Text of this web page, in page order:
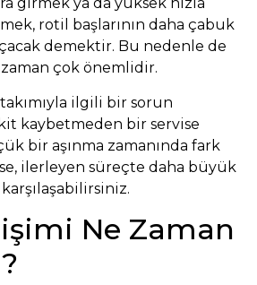
rotil başlarının daha çabuk
demektir. Bu nedenle de
çok önemlidir.
takımıyla ilgili bir sorun
kaybetmeden bir servise
bir aşınma zamanında fark
ilerleyen süreçte daha büyük
Ne Zaman